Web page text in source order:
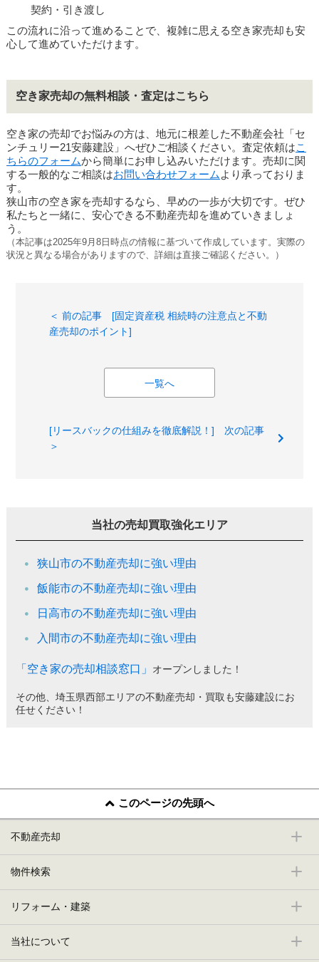
契約・引き渡し
この流れに沿って進めることで、複雑に思える空き家売却も安
心して進めていただけます。
空き家売却の無料相談・査定はこちら
空き家の売却でお悩みの方は、地元に根差した不動産会社「セ
ンチュリー21安藤建設」へぜひご相談ください。査定依頼はこ
ちらのフォームから簡単にお申し込みいただけます。売却に関
する一般的なご相談はお問い合わせフォーム より承っておりま
す。
狭山市の空き家を売却するなら、早めの一歩が大切です。ぜひ
私たちと一緒に、安心できる不動産売却を進めていきましょ
う。
（本記事は2025年9月8日時点の情報に基づいて作成しています。実際の
状況と異なる場合がありますので、詳細は直接ご確認ください。）
＜ 前の記事 [固定資産税 相続時の注意点と不動
産売却のポイント]
一覧へ
[リースバックの仕組みを徹底解説！] 次の記事
＞
当社の売却買取強化エリア
狭山市の不動産売却に強い理由
飯能市の不動産売却に強い理由
日高市の不動産売却に強い理由
入間市の不動産売却に強い理由
「空き家の売却相談窓口」 オープンしました！
その他、埼玉県西部エリアの不動産売却・買取も安藤建設にお
任せください！
このページの先頭へ
不動産売却
物件検索
リフォーム・建築
当社について